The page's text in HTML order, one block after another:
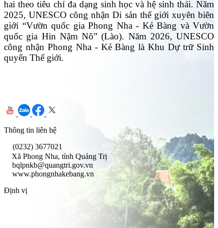
hai theo tiêu chí đa dạng sinh học và hệ sinh thái. Năm
2025, UNESCO công nhận Di sản thế giới xuyên biên
giới “Vườn quốc gia Phong Nha - Kẻ Bàng và Vườn
quốc gia Hin Nậm Nô” (Lào). Năm 2026, UNESCO
công nhận Phong Nha - Kẻ Bàng là Khu Dự trữ Sinh
quyển Thế giới.
Thông tin liên hệ
(0232) 3677021
Xã Phong Nha, tỉnh Quảng Trị
bqlpnkb@quangtri.gov.vn
www.phongnhakebang.vn
Định vị